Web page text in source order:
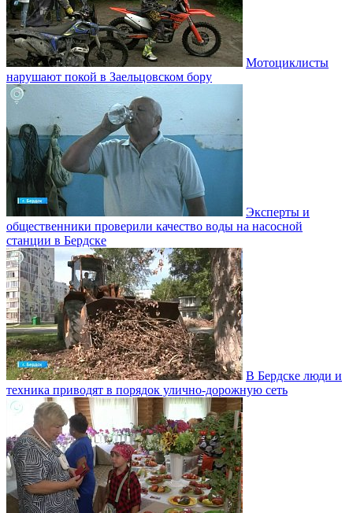
Мотоциклисты
нарушают покой в Заельцовском бору
Эксперты и
общественники проверили качество воды на насосной
станции в Бердске
В Бердске люди и
техника приводят в порядок улично‑дорожную сеть